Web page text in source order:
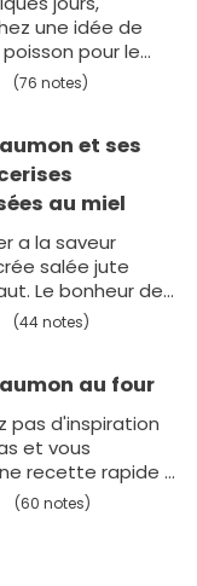
une idée de
pour le
n'avez pas envie
un classique
(76 notes)
et ses
au miel
a la saveur
salée jute
Le bonheur des
(44 notes)
au four
pas d'inspiration
et vous
recette rapide ?
à la bonne
ce pavé de
(60 notes)